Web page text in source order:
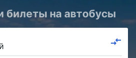
билеты на автобусы